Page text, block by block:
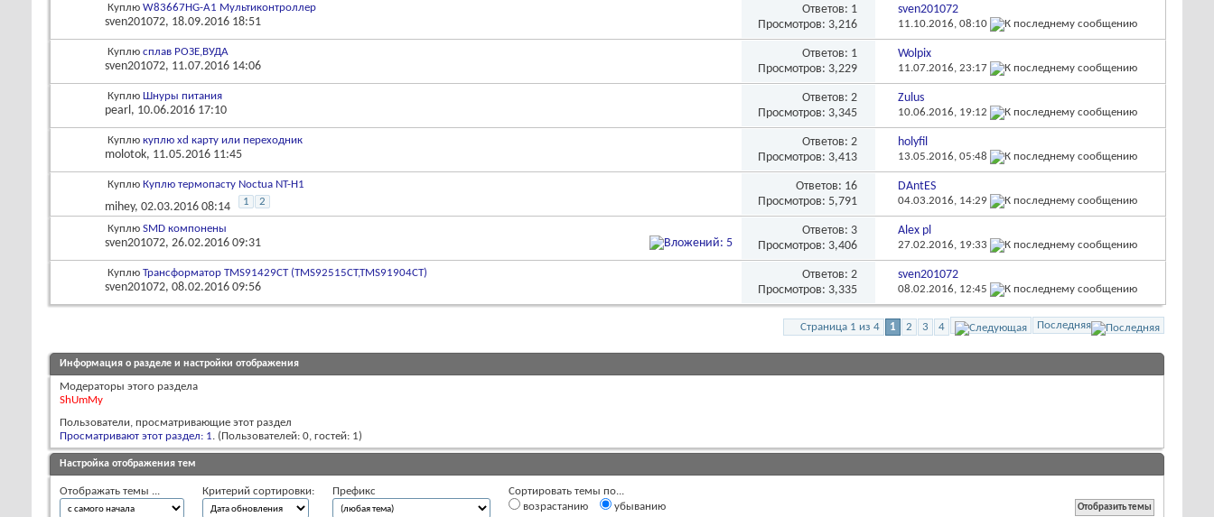
Куплю W83667HG-A1 Мультиконтроллер
sven201072, 18.09.2016 18:51
Ответов: 1
Просмотров: 3,216
sven201072
11.10.2016, 08:10
Куплю сплав РОЗЕ,ВУДА
sven201072, 11.07.2016 14:06
Ответов: 1
Просмотров: 3,229
Wolpix
11.07.2016, 23:17
Куплю Шнуры питания
pearl , 10.06.2016 17:10
Ответов:2
Просмотров: 3,345
Zulus
10.06.2016, 19:12
Куплю куплю xd карту или переходник
molotok, 11.05.2016 11:45
Ответов:2
Просмотров: 3,413
holyfil
13.05.2016, 05:48
Куплю Куплю термопасту Noctua NT-H1
mihey, 02.03.2016 08:14 1 2
Ответов: 16
Просмотров: 5,791
DAntES
04.03.2016, 14:29
Куплю SMD компонены
sven201072, 26.02.2016 09:31
Ответов: 3
Просмотров: 3,406
Alex pl
27.02.2016, 19:33
Куплю Трансформатор TMS91429CT (TMS92515CT,TMS91904CT)
sven201072, 08.02.2016 09:56
Ответов:2
Просмотров: 3,335
sven201072
08.02.2016, 12:45
Страница 1 из 4 1 2 3 4 Последняя
Информация о разделе и настройки отображения
Модераторы этого раздела
ShUmMy
Пользователи, просматривающие этот раздел
Просматривают этот раздел: 1. (Пользователей: 0, гостей: 1)
Настройка отображения тем
Отображать темы ... Критерий сортировки: Префикс
Сортировать темы по...
возрастанию
убыванию